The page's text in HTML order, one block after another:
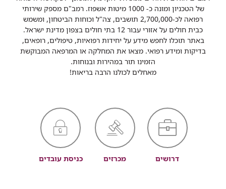
של הטכניון ומונה כ- 1000 מיטות אשפוז. רמב"ם מספק שירותי
רפואה לכ-2,700,000 תושבים, צה"ל וכוחות הביטחון, ומשמש
כבית חולים על אזורי עבור 12 בתי חולים בצפון מדינת ישראל.
באתר תוכלו לחפש מידע על יחידות רפואיות, טיפולים, רופאים,
בדיקות ומידע רפואי. מצאו את המחלקה או המרפאה המבוקשת
הזמינו תור במהירות ובנוחות.
מאחלים לכולנו הרבה בריאות!
דרושים מכרזים כניסת עובדים